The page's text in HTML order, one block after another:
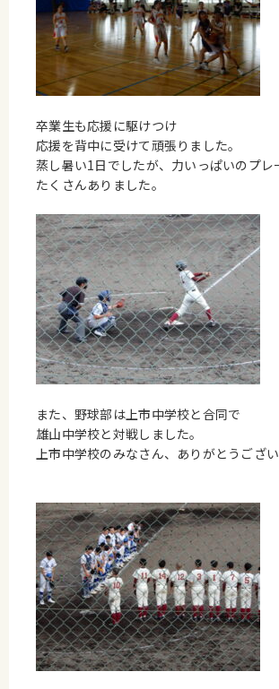
卒業生も応援に駆けつけ
応援を背中に受けて頑張りました。
蒸し暑い1日でしたが、力いっぱいのプレ
たくさんありました。
また、野球部は上市中学校と合同で
雄山中学校と対戦しました。
上市中学校のみなさん、ありがとうござい